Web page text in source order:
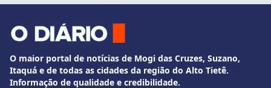
O maior portal de notícias de Mogi das Cruzes, Suzano,
Itaquá e de todas as cidades da região do Alto Tietê.
Informação de qualidade e credibilidade.